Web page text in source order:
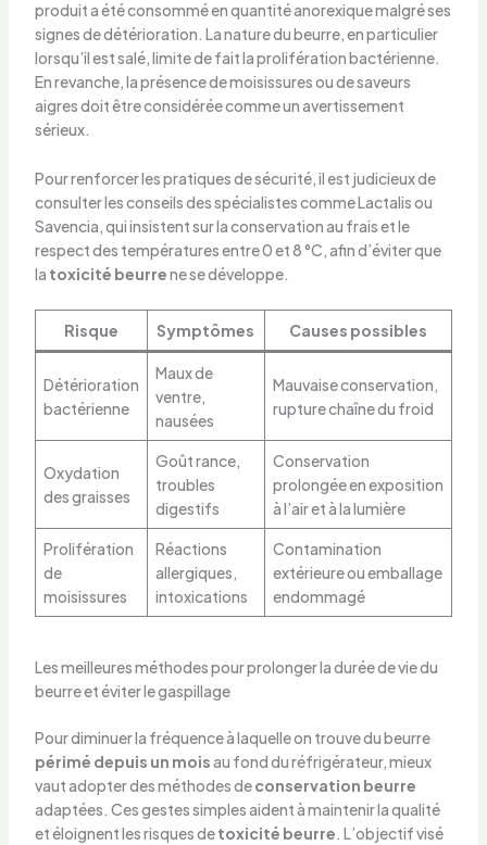
produit a été consommé en quantité anorexique malgré ses
signes de détérioration. La nature du beurre, en particulier
lorsqu’il est salé, limite de fait la prolifération bactérienne.
En revanche, la présence de moisissures ou de saveurs
aigres doit être considérée comme un avertissement
sérieux.
Pour renforcer les pratiques de sécurité, il est judicieux de
consulter les conseils des spécialistes comme Lactalis ou
Savencia, qui insistent sur la conservation au frais et le
respect des températures entre 0 et 8 °C, afin d’éviter que
la toxicité beurrene se développe.
Risque Symptômes Causes possibles
Détérioration
bactérienne
Maux de
ventre,
nausées
Mauvaise conservation,
rupture chaîne du froid
Oxydation
des graisses
Goût rance,
troubles
digestifs
Conservation
prolongée en exposition
à l’air et à la lumière
Prolifération
de
moisissures
Réactions
allergiques,
intoxications
Contamination
extérieure ou emballage
endommagé
Les meilleures méthodes pour prolonger la durée de vie du
beurre et éviter le gaspillage
Pour diminuer la fréquence à laquelle on trouve du beurre
périmé depuis un moisau fond du réfrigérateur, mieux
vaut adopter des méthodes deconservation beurre
adaptées. Ces gestes simples aident à maintenir la qualité
et éloignent les risques detoxicité beurre. L’objectif visé